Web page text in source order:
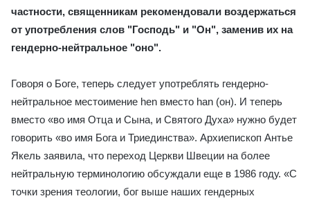
частности, священникам рекомендовали воздержаться
от употребления слов "Господь" и "Он", заменив их на
гендерно-нейтральное "оно".
Говоря о Боге, теперь следует употреблять гендерно-
нейтральное местоимение hen вместо han (он). И теперь
вместо «во имя Отца и Сына, и Святого Духа» нужно будет
говорить «во имя Бога и Триединства». Архиепископ Антье
Якель заявила, что переход Церкви Швеции на более
нейтральную терминологию обсуждали еще в 1986 году. «С
точки зрения теологии, бог выше наших гендерных